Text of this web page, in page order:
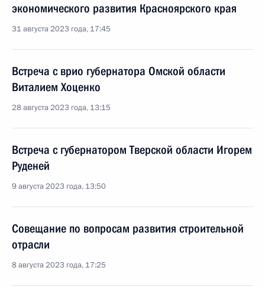
экономического развития Красноярского края
31 августа 2023 года, 17:45
Встреча с врио губернатора Омской области
Виталием Хоценко
28 августа 2023 года, 13:15
Встреча с губернатором Тверской области Игорем
Руденей
9 августа 2023 года, 13:50
Совещание по вопросам развития строительной
отрасли
8 августа 2023 года, 17:25